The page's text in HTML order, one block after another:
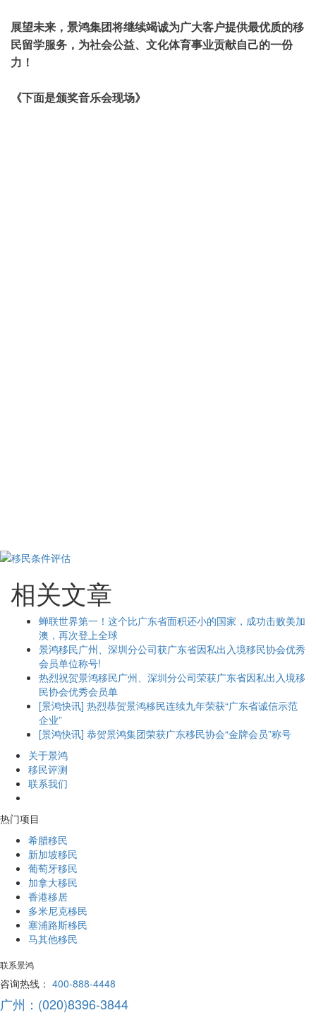
展望未来，景鸿集团将继续竭诚为广大客户提供最优质的移
民留学服务，为社会公益、文化体育事业贡献自己的一份
力！
《下面是颁奖音乐会现场》
相关文章
蝉联世界第一！这个比广东省面积还小的国家，成功击败美加
澳，再次登上全球
景鸿移民广州、深圳分公司获广东省因私出入境移民协会优秀
会员单位称号!
热烈祝贺景鸿移民广州、深圳分公司荣获广东省因私出入境移
民协会优秀会员单
[景鸿快讯] 热烈恭贺景鸿移民连续九年荣获“广东省诚信示范
企业”
[景鸿快讯] 恭贺景鸿集团荣获广东移民协会“金牌会员”称号
关于景鸿
移民评测
联系我们
热门项目
希腊移民
新加坡移民
葡萄牙移民
加拿大移民
香港移居
多米尼克移民
塞浦路斯移民
马其他移民
联系景鸿
咨询热线： 400-888-4448
广州：(020)8396-3844